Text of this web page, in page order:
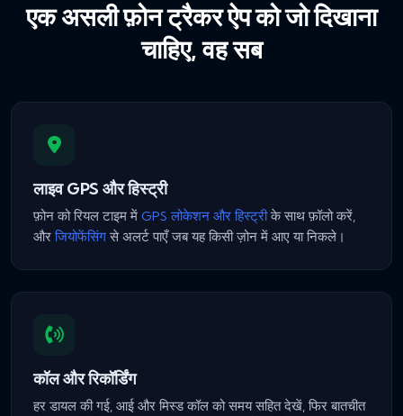
एक असली फ़ोन ट्रैकर ऐप को जो दिखाना
चाहिए, वह सब
लाइव GPS और हिस्ट्री
फ़ोन को रियल टाइम में GPS लोकेशन और हिस्ट्रीके साथ फ़ॉलो करें,
औरजियोफेंसिंगसे अलर्ट पाएँ जब यह किसी ज़ोन में आए या निकले।
कॉल और रिकॉर्डिंग
हर डायल की गई, आई और मिस्ड कॉल को समय सहित देखें, फिर बातचीत